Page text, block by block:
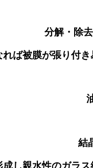
分解・除
ば被膜が張り付
結
し親水性のガラス